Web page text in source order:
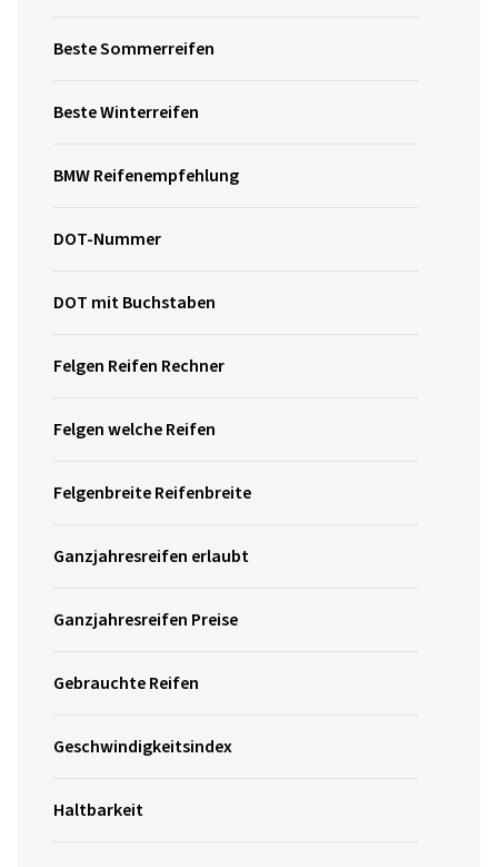
Beste Sommerreifen
Beste Winterreifen
BMW Reifenempfehlung
DOT-Nummer
DOT mit Buchstaben
Felgen Reifen Rechner
Felgen welche Reifen
Felgenbreite Reifenbreite
Ganzjahresreifen erlaubt
Ganzjahresreifen Preise
Gebrauchte Reifen
Geschwindigkeitsindex
Haltbarkeit